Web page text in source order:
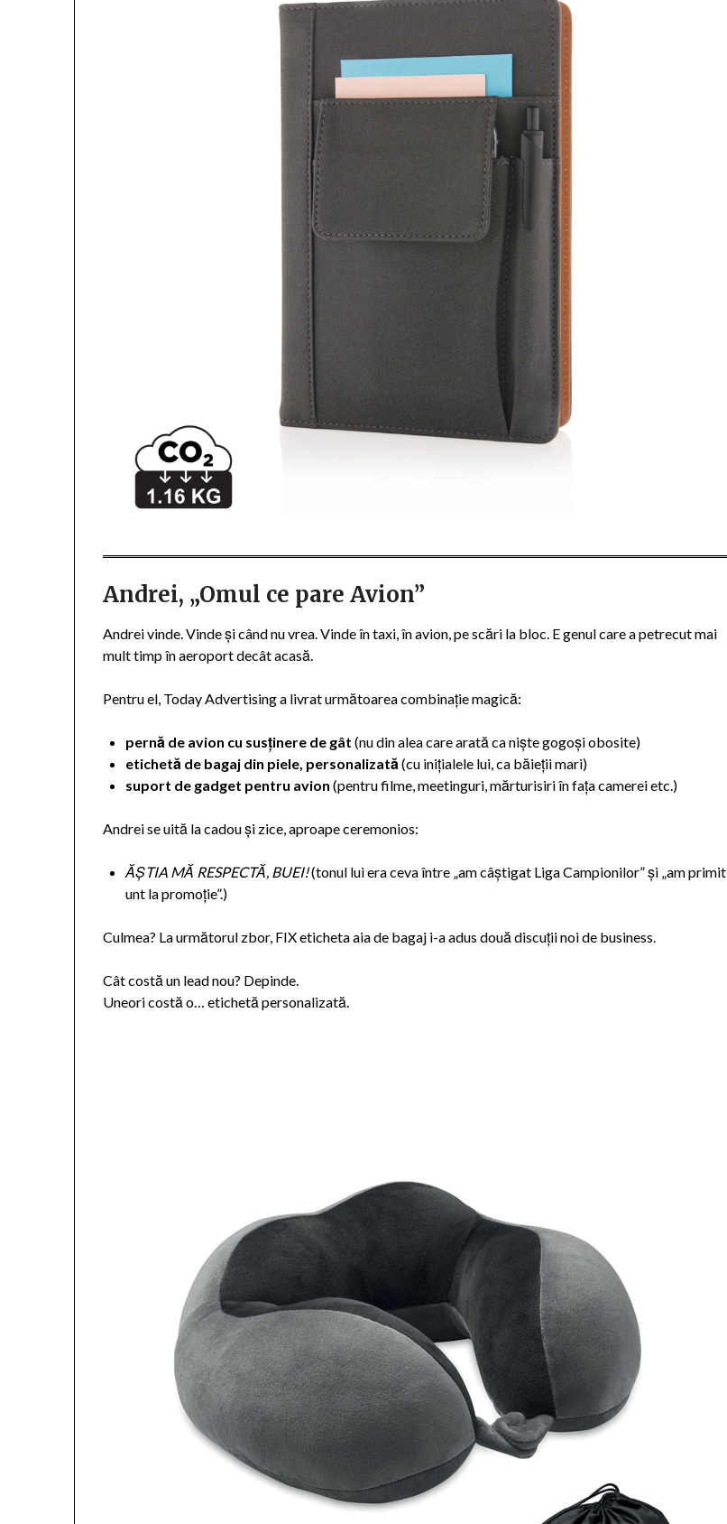
Andrei, „Omul ce pare Avion”
Andrei vinde. Vinde și când nu vrea. Vinde în taxi, în avion, pe scări la bloc. E genul care a petrecut mai
mult timp în aeroport decât acasă.
Pentru el, Today Advertising a livrat următoarea combinație magică:
pernă de avion cu susținere de gât (nu din alea care arată ca niște gogoși obosite)
etichetă de bagaj din piele, personalizată (cu inițialele lui, ca băieții mari)
suport de gadget pentru avion (pentru filme, meetinguri, mărturisiri în fața camerei etc.)
Andrei se uită la cadou și zice, aproape ceremonios:
ĂȘTIA MĂ RESPECTĂ, BUEI!(tonul lui era ceva între „am câștigat Liga Campionilor” și „am primit
unt la promoție”.)
Culmea? La următorul zbor, FIX eticheta aia de bagaj i-a adus două discuții noi de business.
Cât costă un lead nou? Depinde.
Uneori costă o… etichetă personalizată.